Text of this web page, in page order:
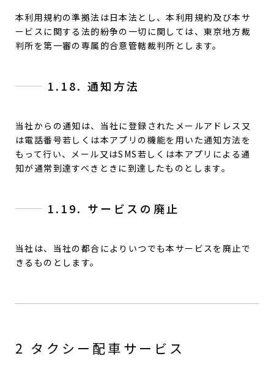
本利用規約の準拠法は日本法とし、本利用規約及び本サ
ービスに関する法的紛争の一切に関しては、東京地方裁
判所を第一審の専属的合意管轄裁判所とします。
1.18. 通知方法
当社からの通知は、当社に登録されたメールアドレス又
は電話番号若しくは本アプリの機能を用いた通知方法を
もって行い、メール又はSMS若しくは本アプリによる通
知が通常到達すべきときに到達したものとします。
1.19. サービスの廃止
当社は、当社の都合によりいつでも本サービスを廃止で
きるものとします。
2 タクシー配車サービス